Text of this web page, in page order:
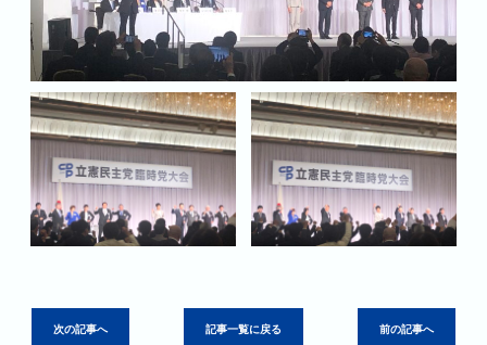
次の記事へ 記事一覧に戻る 前の記事へ